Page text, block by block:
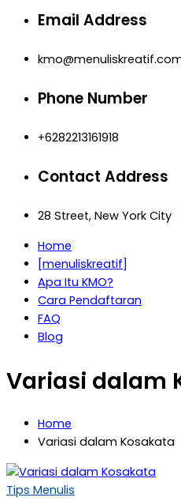
Email Address
Phone Number
+6282213161918
Contact Address
28 Street, New York City
Home
[menuliskreatif]
Apa Itu KMO?
Cara Pendaftaran
FAQ
Blog
Variasi dalam
Home
Variasi dalam Kosakata
Tips Menulis